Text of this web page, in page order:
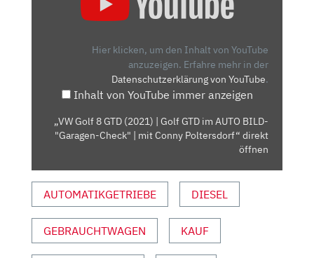
AUTO
BILD-
| MIT
CONNY
POLTERSDORF“
VON
Hier klicken, um den Inhalt von YouTube
anzuzeigen. Erfahre mehr in der
Datenschutzerklärung von YouTube.
Inhalt von YouTube immer anzeigen
„VW Golf 8 GTD (2021) | Golf GTD im AUTO BILD-
"Garagen-Check" | mit Conny Poltersdorf“ direkt
öffnen
AUTOMATIKGETRIEBE DIESEL
GEBRAUCHTWAGEN KAUF